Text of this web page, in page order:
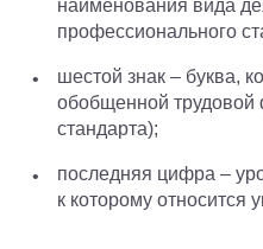
наименования вида
профессионального
шестой знак – буква,
обобщенной трудовой
стандарта);
последняя цифра –
к которому относится